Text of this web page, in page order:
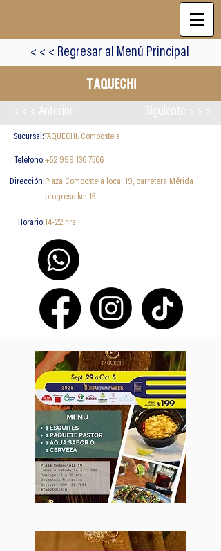
< < < Regresar al Menú Principal
TAQUECHI
< < < Anterior Siguiente > > >
Sucursal: TAQUECHI. Compostela
Teléfono:+52 999 136 7566
Dirección:Plaza Compostela local 19, carretera Mérida
progreso km 15
Horario:14-22 hrs